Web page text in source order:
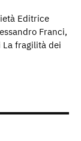
Editrice
Franci,
fragilità dei